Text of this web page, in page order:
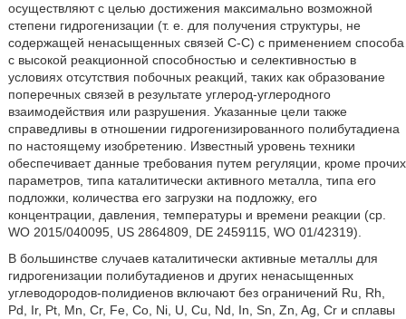
осуществляют с целью достижения максимально возможной
степени гидрогенизации (т. е. для получения структуры, не
содержащей ненасыщенных связей C-C) с применением способа
с высокой реакционной способностью и селективностью в
условиях отсутствия побочных реакций, таких как образование
поперечных связей в результате углерод-углеродного
взаимодействия или разрушения. Указанные цели также
справедливы в отношении гидрогенизированного полибутадиена
по настоящему изобретению. Известный уровень техники
обеспечивает данные требования путем регуляции, кроме прочих
параметров, типа каталитически активного металла, типа его
подложки, количества его загрузки на подложку, его
концентрации, давления, температуры и времени реакции (ср.
WO 2015/040095, US 2864809, DE 2459115, WO 01/42319).
В большинстве случаев каталитически активные металлы для
гидрогенизации полибутадиенов и других ненасыщенных
углеводородов-полидиенов включают без ограничений Ru, Rh,
Pd, Ir, Pt, Mn, Cr, Fe, Co, Ni, U, Cu, Nd, In, Sn, Zn, Ag, Cr и сплавы